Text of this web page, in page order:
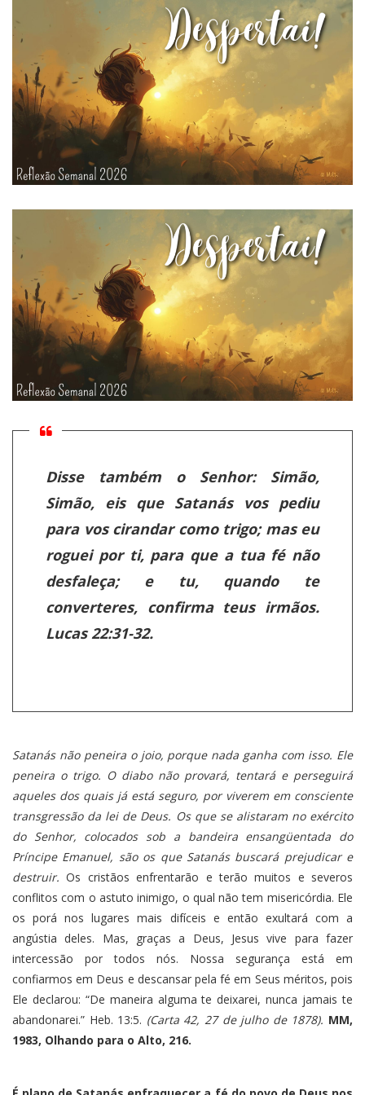
Disse também o Senhor: Simão,
Simão, eis que Satanás vos pediu
para vos cirandar como trigo; mas eu
roguei por ti, para que a tua fé não
desfaleça; e tu, quando te
converteres, confirma teus irmãos.
Lucas 22:31-32.
Satanás não peneira o joio, porque nada ganha com isso. Ele
peneira o trigo. O diabo não provará, tentará e perseguirá
aqueles dos quais já está seguro, por viverem em consciente
transgressão da lei de Deus. Os que se alistaram no exército
do Senhor, colocados sob a bandeira ensangüentada do
Príncipe Emanuel, são os que Satanás buscará prejudicar e
destruir. Os cristãos enfrentarão e terão muitos e severos
conflitos com o astuto inimigo, o qual não tem misericórdia. Ele
os porá nos lugares mais difíceis e então exultará com a
angústia deles. Mas, graças a Deus, Jesus vive para fazer
intercessão por todos nós. Nossa segurança está em
confiarmos em Deus e descansar pela fé em Seus méritos, pois
Ele declarou: “De maneira alguma te deixarei, nunca jamais te
abandonarei.” Heb. 13:5. (Carta 42, 27 de julho de 1878). MM,
1983, Olhando para o Alto, 216.